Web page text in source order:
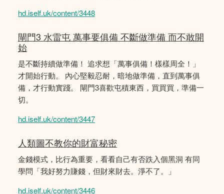
hd.iself.uk/content/3448
閘門3 水雷屯 萬事要俱備 不斷做準備 而不敢開
始
是不斷持續做準備！ 追求想「萬事俱備！樣樣周全！」
才開始行動。 內心堅毅忍耐，暗地做準備，直到萬事俱
備，才行動實踐。 閘門3喜歡屯積東西，買買買，準備一
切。
hd.iself.uk/content/3447
人類圖不教你的財富秘密
金錢模式，比行為重要，看看自己有否跌入個黑洞 有同
學問「我好努力賺錢，但財來財去。淨不了。」
hd.iself.uk/content/3446